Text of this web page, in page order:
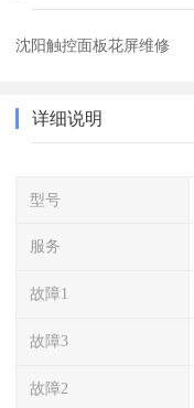
沈阳触控面板花屏维修
详细说明
型号
服务
故障1
故障3
故障2